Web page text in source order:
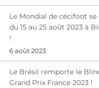
Le Mondial de cécifoot se
du 15 au 25 août 2023 à
!
6 août 2023
Le Brésil remporte le
Grand Prix France 2023 !